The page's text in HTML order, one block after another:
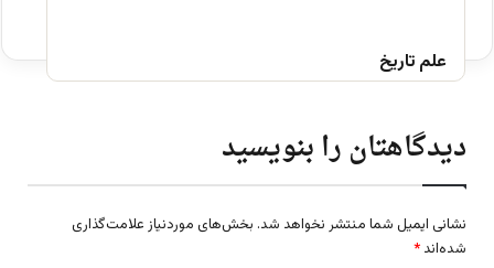
علم تاریخ
دیدگاهتان را بنویسید
نشانی ایمیل شما منتشر نخواهد شد. بخش‌های موردنیاز علامت‌گذاری
شده‌اند *